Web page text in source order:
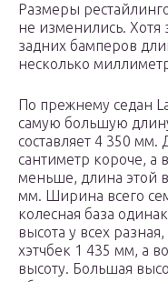
Размеры
не изменились. Хотя
задних бамперов
несколько
По прежнему седан
самую большую
составляет 4 350 мм.
сантиметр короче, а
меньше, длина этой
мм. Ширина всего
колесная база
высота у всех
хэтчбек 1 435 мм, а
высоту. Большая